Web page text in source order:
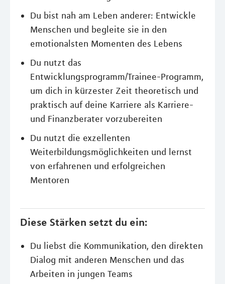
Du bist nah am Leben anderer: Entwickle
Menschen und begleite sie in den
emotionalsten Momenten des Lebens
Du nutzt das
Entwicklungsprogramm/Trainee-Programm,
um dich in kürzester Zeit theoretisch und
praktisch auf deine Karriere als Karriere-
und Finanzberater vorzubereiten
Du nutzt die exzellenten
Weiterbildungsmöglichkeiten und lernst
von erfahrenen und erfolgreichen
Mentoren
Diese Stärken setzt du ein:
Du liebst die Kommunikation, den direkten
Dialog mit anderen Menschen und das
Arbeiten in jungen Teams